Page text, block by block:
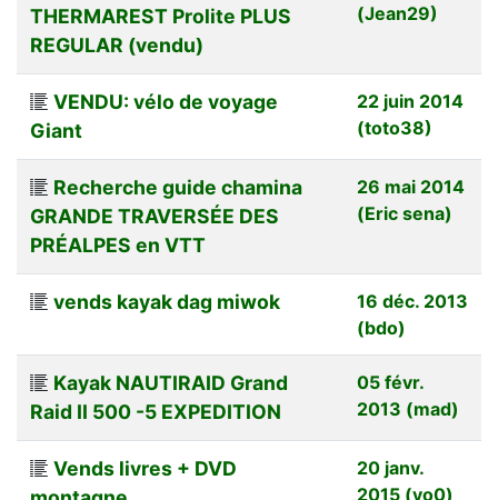
THERMAREST Prolite PLUS
REGULAR (vendu)
(Jean29)
VENDU: vélo de voyage
Giant
22 juin 2014
(toto38)
Recherche guide chamina
GRANDE TRAVERSÉE DES
PRÉALPES en VTT
26 mai 2014
(Eric sena)
vends kayak dag miwok
16 déc. 2013
(bdo)
Kayak NAUTIRAID Grand
Raid II 500 -5 EXPEDITION
05 févr.
2013 (mad)
Vends livres + DVD
20 janv.
2015 (yo0)